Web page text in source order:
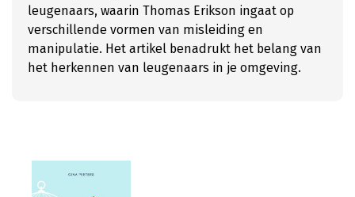
leugenaars, waarin Thomas Erikson ingaat op
verschillende vormen van misleiding en
manipulatie. Het artikel benadrukt het belang van
het herkennen van leugenaars in je omgeving.